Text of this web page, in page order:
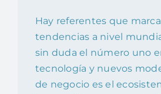
Hay referentes que
tendencias a nivel
sin duda el número uno
tecnología y nuevos
de negocio es el